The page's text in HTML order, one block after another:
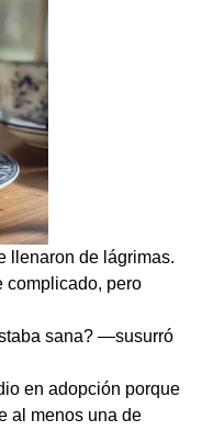
llenaron de lágrimas.
complicado, pero
sana? —susurró
en adopción porque
al menos una de